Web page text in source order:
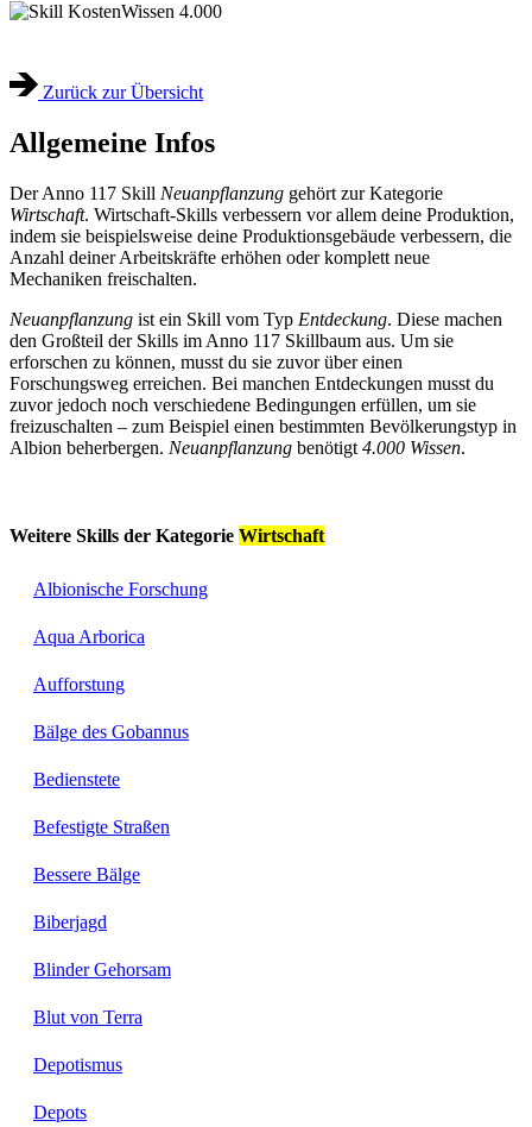
Wissen 4.000
Zurück zur Übersicht
Allgemeine Infos
Der Anno 117 Skill Neuanpflanzung gehört zur Kategorie
Wirtschaft. Wirtschaft-Skills verbessern vor allem deine Produktion,
indem sie beispielsweise deine Produktionsgebäude verbessern, die
Anzahl deiner Arbeitskräfte erhöhen oder komplett neue
Mechaniken freischalten.
Neuanpflanzung ist ein Skill vom Typ Entdeckung. Diese machen
den Großteil der Skills im Anno 117 Skillbaum aus. Um sie
erforschen zu können, musst du sie zuvor über einen
Forschungsweg erreichen. Bei manchen Entdeckungen musst du
zuvor jedoch noch verschiedene Bedingungen erfüllen, um sie
freizuschalten – zum Beispiel einen bestimmten Bevölkerungstyp in
Albion beherbergen. Neuanpflanzung benötigt 4.000 Wissen.
Weitere Skills der Kategorie Wirtschaft
Albionische Forschung
Aqua Arborica
Aufforstung
Bälge des Gobannus
Bedienstete
Befestigte Straßen
Bessere Bälge
Biberjagd
Blinder Gehorsam
Blut von Terra
Depotismus
Depots